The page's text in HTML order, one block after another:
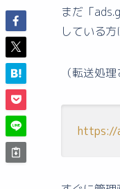
まだ「
している方
（転送処
https://